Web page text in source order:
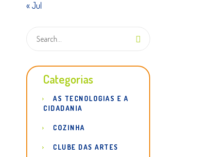
« Jul
Categorias
AS TECNOLOGIAS E A
CIDADANIA
COZINHA
CLUBE DAS ARTES